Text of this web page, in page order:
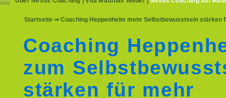
Startseite ⇒ Coaching Heppenheim mehr Selbstbewusstsein
Coaching
zum
stärken für mehr